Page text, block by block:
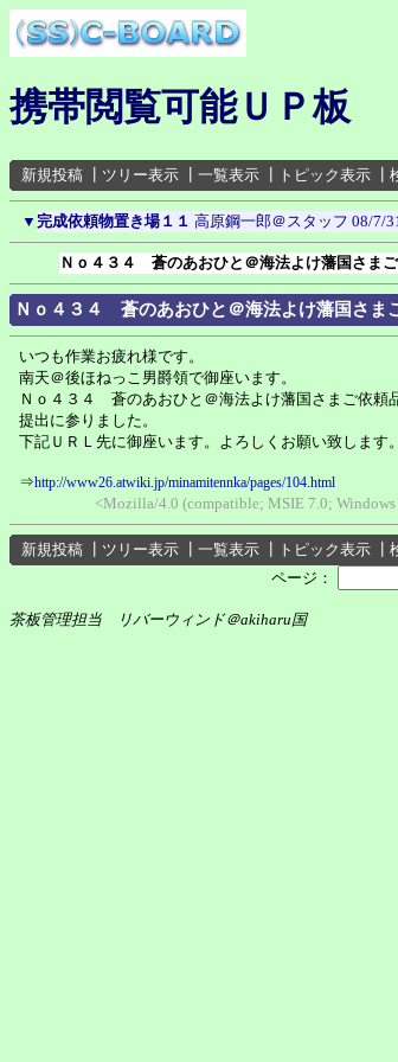
携帯閲覧可能ＵＰ板
新規投稿 ツリー表示 一覧表示 トピック表示
▼ 完成依頼物置き場１１ 高原鋼一郎＠スタッフ 08/7/
Ｎｏ４３４ 蒼のあおひと＠海法よけ藩国さま
Ｎｏ４３４ 蒼のあおひと＠海法よけ藩国さま
いつも作業お疲れ様です。
南天＠後ほねっこ男爵領で御座います。
Ｎｏ４３４ 蒼のあおひと＠海法よけ藩国さまご依頼
提出に参りました。
下記ＵＲＬ先に御座います。よろしくお願い致します。
⇒http://www26.atwiki.jp/minamitennka/pages/104.html
<Mozilla/4.0 (compatible; MSIE 7.0;
新規投稿 ツリー表示 一覧表示 トピック表示
ページ：
茶板管理担当 リバーウィンド＠akiharu国